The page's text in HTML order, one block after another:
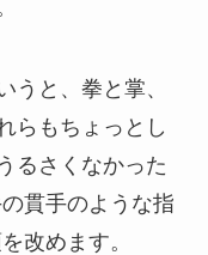
うと、拳と掌、
らもちょっとし
るさくなかった
貫手のような指
改めます。